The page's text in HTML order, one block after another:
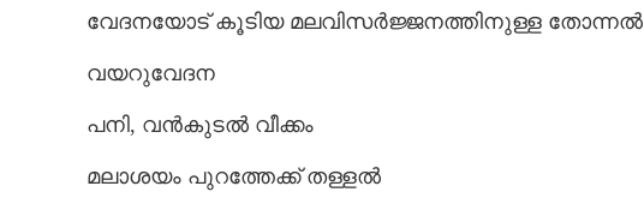
വേദനയോട് കൂടിയ മലവിസർജ്ജനത്തിനുള്ള തോന്നൽ
വയറുവേദന
പനി, വൻകുടൽ വീക്കം
മലാശയം പുറത്തേക്ക് തള്ളൽ